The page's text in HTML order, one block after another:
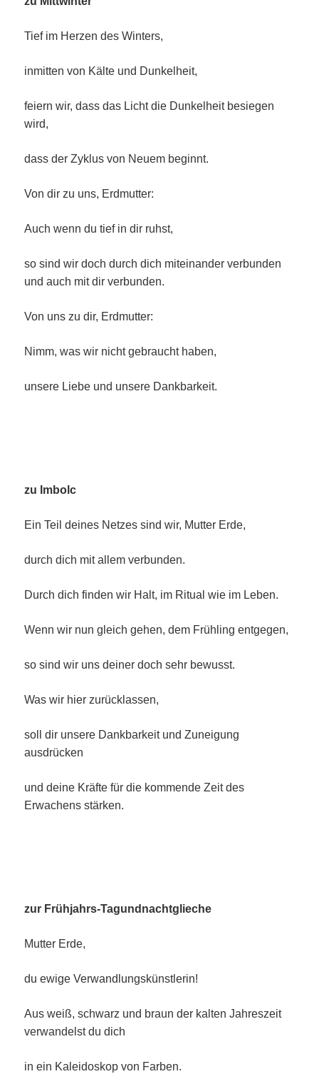
Tief im Herzen des Winters,
inmitten von Kälte und Dunkelheit,
feiern wir, dass das Licht die Dunkelheit besiegen
wird,
dass der Zyklus von Neuem beginnt.
Von dir zu uns, Erdmutter:
Auch wenn du tief in dir ruhst,
so sind wir doch durch dich miteinander verbunden
und auch mit dir verbunden.
Von uns zu dir, Erdmutter:
Nimm, was wir nicht gebraucht haben,
unsere Liebe und unsere Dankbarkeit.
zu Imbolc
Ein Teil deines Netzes sind wir, Mutter Erde,
durch dich mit allem verbunden.
Durch dich finden wir Halt, im Ritual wie im Leben.
Wenn wir nun gleich gehen, dem Frühling entgegen,
so sind wir uns deiner doch sehr bewusst.
Was wir hier zurücklassen,
soll dir unsere Dankbarkeit und Zuneigung
ausdrücken
und deine Kräfte für die kommende Zeit des
Erwachens stärken.
zur Frühjahrs-Tagundnachtglieche
Mutter Erde,
du ewige Verwandlungskünstlerin!
Aus weiß, schwarz und braun der kalten Jahreszeit
verwandelst du dich
in ein Kaleidoskop von Farben.